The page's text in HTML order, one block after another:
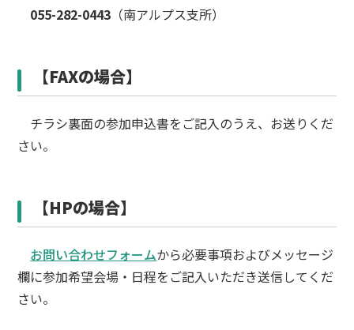
055-282-0443 （南アルプス支所）
【FAXの場合】
チラシ裏面の参加申込書をご記入のうえ、お送りくだ
さい。
【HPの場合】
お問い合わせフォームから必要事項およびメッセージ
欄に参加希望会場・日程をご記入いただき送信してくだ
さい。